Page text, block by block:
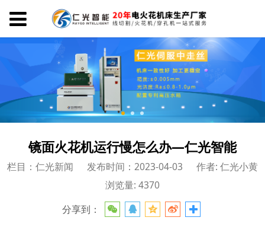
镜面火花机运行慢怎么办—仁光智能
栏目：仁光新闻 发布时间：2023-04-03
作者: 仁光小黄
浏览量: 4370
分享到：